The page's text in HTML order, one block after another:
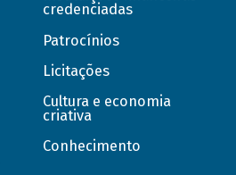
credenciadas
Patrocínios
Licitações
Cultura e economia
criativa
Conhecimento